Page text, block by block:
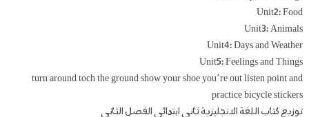
Unit2: Food
Unit3: Animals
Unit4: Days and Weather
Unit5: Feelings and Things
turn around toch the ground show your shoe you’re out listen point and
practice bicycle stickers
توزيع كتاب اللغة الانجليزية ثاني ابتدائي الفصل الثاني